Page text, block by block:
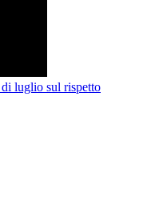
luglio sul rispetto